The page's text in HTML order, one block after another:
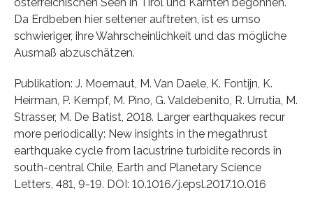
Da Erdbeben hier seltener auftreten, ist es umso
schwieriger, ihre Wahrscheinlichkeit und das mögliche
Ausmaß abzuschätzen.
Publikation: J. Moernaut, M. Van Daele, K. Fontijn, K.
Heirman, P. Kempf, M. Pino, G. Valdebenito, R. Urrutia, M.
Strasser, M. De Batist, 2018. Larger earthquakes recur
more periodically: New insights in the megathrust
earthquake cycle from lacustrine turbidite records in
south-central Chile, Earth and Planetary Science
Letters, 481, 9-19. DOI: 10.1016/j.epsl.2017.10.016